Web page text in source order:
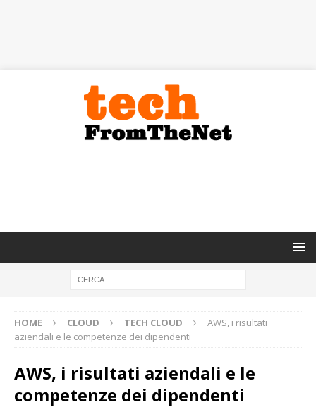
HOME CLOUD TECH CLOUD
AWS, i risultati
aziendali e le competenze dei dipendenti
AWS, i risultati aziendali e le
competenze dei dipendenti